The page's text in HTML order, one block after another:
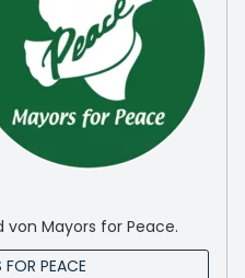
Mayors for Peace.
PEACE